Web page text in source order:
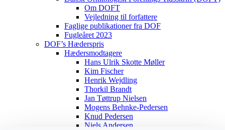
Om DOFT
Vejledning til forfattere
Faglige publikationer fra DOF
Fugleåret 2023
DOF’s Hæderspris
Hædersmodtagere
Hans Ulrik Skotte Møller
Kim Fischer
Henrik Wejdling
Thorkil Brandt
Jan Tøttrup Nielsen
Mogens Behnke-Pedersen
Knud Pedersen
Niels Andersen